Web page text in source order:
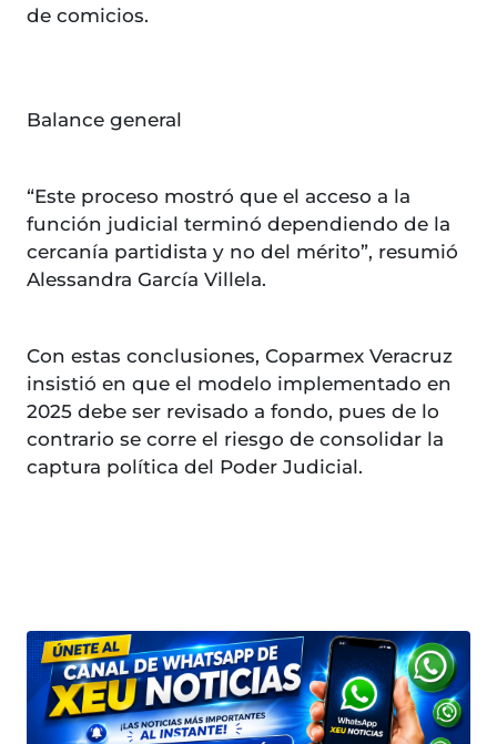
de comicios.
Balance general
“Este proceso mostró que el acceso a la
función judicial terminó dependiendo de la
cercanía partidista y no del mérito”, resumió
Alessandra García Villela.
Con estas conclusiones, Coparmex Veracruz
insistió en que el modelo implementado en
2025 debe ser revisado a fondo, pues de lo
contrario se corre el riesgo de consolidar la
captura política del Poder Judicial.